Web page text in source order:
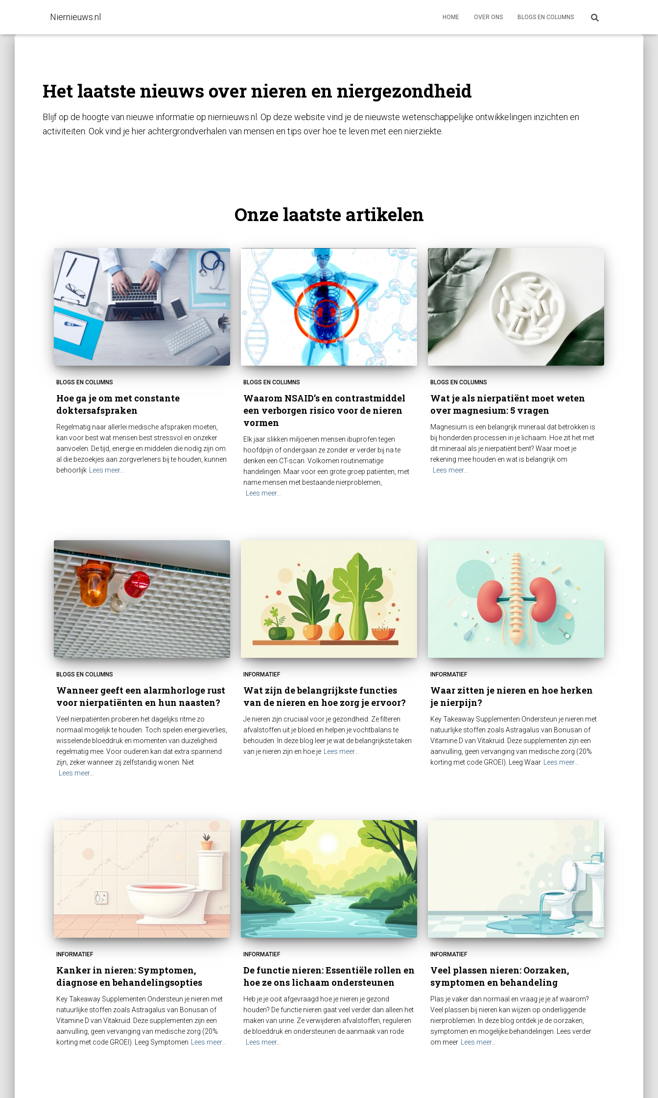
Niernieuws.nl HOME OVER ONS BLOGS EN COLUMNS
Het laatste nieuws over nieren en niergezondheid
Blijf op de hoogte van nieuwe informatie op niernieuws.nl. Op deze website vind je de nieuwste wetenschappelijke ontwikkelingen inzichten en
activiteiten. Ook vind je hier achtergrondverhalen van mensen en tips over hoe te leven met een nierziekte.
Onze laatste artikelen
BLOGS EN COLUMNS
Hoe ga je om met constante
doktersafspraken
Regelmatig naar allerlei medische afspraken moeten,
kan voor best wat mensen best stressvol en onzeker
aanvoelen. De tijd, energie en middelen die nodig zijn om
al die bezoekjes aan zorgverleners bij te houden, kunnen
behoorlijk
Lees meer…
BLOGS EN COLUMNS
Waarom NSAID’s en contrastmiddel
een verborgen risico voor de nieren
vormen
Elk jaar slikken miljoenen mensen ibuprofen tegen
hoofdpijn of ondergaan ze zonder er verder bij na te
denken een CT-scan. Volkomen routinematige
handelingen. Maar voor een grote groep patiënten, met
name mensen met bestaande nierproblemen,
Lees meer…
BLOGS EN COLUMNS
Wat je als nierpatiënt moet weten
over magnesium: 5 vragen
Magnesium is een belangrijk mineraal dat betrokken is
bij honderden processen in je lichaam. Hoe zit het met
dit mineraal als je nierpatiënt bent? Waar moet je
rekening mee houden en wat is belangrijk om
Lees meer…
BLOGS EN COLUMNS
Wanneer geeft een alarmhorloge rust
voor nierpatiënten en hun naasten?
Veel nierpatiënten proberen het dagelijks ritme zo
normaal mogelijk te houden. Toch spelen energieverlies,
wisselende bloeddruk en momenten van duizeligheid
regelmatig mee. Voor ouderen kan dat extra spannend
zijn, zeker wanneer zij zelfstandig wonen. Niet
Lees meer…
INFORMATIEF
Wat zijn de belangrijkste functies
van de nieren en hoe zorg je ervoor?
Je nieren zijn cruciaal voor je gezondheid. Ze filteren
afvalstoffen uit je bloed en helpen je vochtbalans te
behouden. In deze blog leer je wat de belangrijkste taken
van je nieren zijn en hoe je
Lees meer…
INFORMATIEF
Waar zitten je nieren en hoe herken
je nierpijn?
Key Takeaway Supplementen Ondersteun je nieren met
natuurlijke stoffen zoals Astragalus van Bonusan of
Vitamine D van Vitakruid. Deze supplementen zijn een
aanvulling, geen vervanging van medische zorg (20%
korting met code GROEI). Leeg Waar
Lees meer…
INFORMATIEF
Kanker in nieren: Symptomen,
diagnose en behandelingsopties
Key Takeaway Supplementen Ondersteun je nieren met
natuurlijke stoffen zoals Astragalus van Bonusan of
Vitamine D van Vitakruid. Deze supplementen zijn een
aanvulling, geen vervanging van medische zorg (20%
korting met code GROEI). Leeg Symptomen
Lees meer…
INFORMATIEF
De functie nieren: Essentiële rollen en
hoe ze ons lichaam ondersteunen
Heb je je ooit afgevraagd hoe je nieren je gezond
houden? De functie nieren gaat veel verder dan alleen het
maken van urine. Ze verwijderen afvalstoffen, reguleren
de bloeddruk en ondersteunen de aanmaak van rode
Lees meer…
INFORMATIEF
Veel plassen nieren: Oorzaken,
symptomen en behandeling
Plas je vaker dan normaal en vraag je je af waarom?
Veel plassen bij nieren kan wijzen op onderliggende
nierproblemen. In deze blog ontdek je de oorzaken,
symptomen en mogelijke behandelingen. Lees verder
om meer
Lees meer…